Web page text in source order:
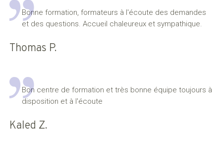
Bonne formation, formateurs à l'écoute des demandes
et des questions. Accueil chaleureux et sympathique.
Thomas P.
Bon centre de formation et très bonne équipe toujours à
disposition et à l'écoute
Kaled Z.